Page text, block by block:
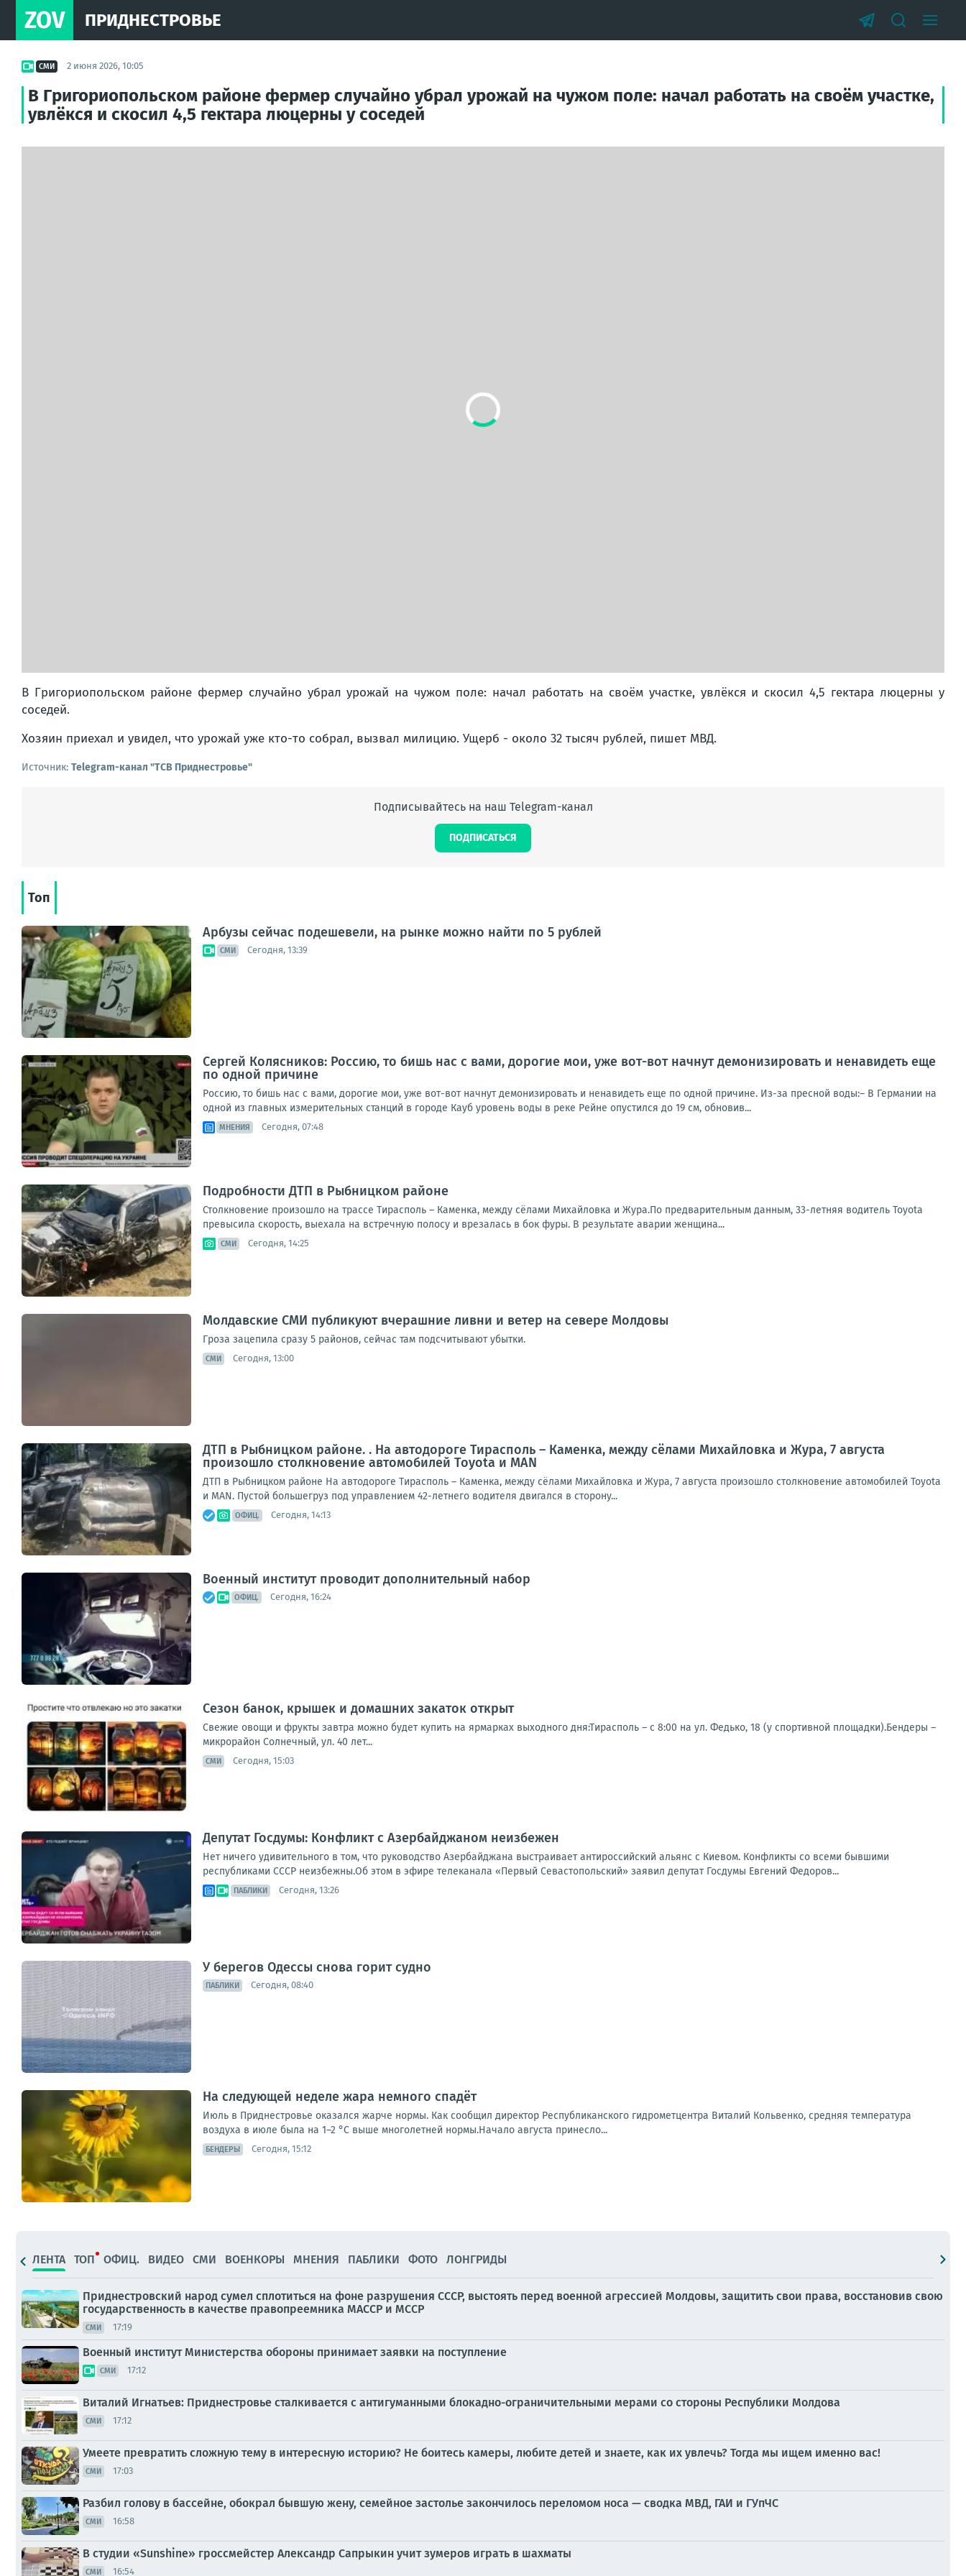
ZOV ПРИДНЕСТРОВЬЕ
СМИ 2 июня 2026, 10:05
В Григориопольском районе фермер случайно убрал урожай на чужом поле: начал работать на своём участке,
увлёкся и скосил 4,5 гектара люцерны у соседей
В Григориопольском районе фермер случайно убрал урожай на чужом поле: начал работать на своём участке, увлёкся и скосил 4,5 гектара люцерны у
соседей.
Хозяин приехал и увидел, что урожай уже кто-то собрал, вызвал милицию. Ущерб - около 32 тысяч рублей, пишет МВД.
Источник: Telegram-канал "ТСВ Приднестровье"
Подписывайтесь на наш Telegram-канал
ПОДПИСАТЬСЯ
Топ
Арбузы сейчас подешевели, на рынке можно найти по 5 рублей
СМИ Сегодня, 13:39
Сергей Колясников: Россию, то бишь нас с вами, дорогие мои, уже вот-вот начнут демонизировать и ненавидеть еще
по одной причине
Россию, то бишь нас с вами, дорогие мои, уже вот-вот начнут демонизировать и ненавидеть еще по одной причине. Из-за пресной воды:– В Германии на
одной из главных измерительных станций в городе Кауб уровень воды в реке Рейне опустился до 19 см, обновив...
МНЕНИЯ Сегодня, 07:48
Подробности ДТП в Рыбницком районе
Столкновение произошло на трассе Тирасполь – Каменка, между сёлами Михайловка и Жура.По предварительным данным, 33-летняя водитель Toyota
превысила скорость, выехала на встречную полосу и врезалась в бок фуры. В результате аварии женщина...
СМИ Сегодня, 14:25
Молдавские СМИ публикуют вчерашние ливни и ветер на севере Молдовы
Гроза зацепила сразу 5 районов, сейчас там подсчитывают убытки.
СМИ Сегодня, 13:00
ДТП в Рыбницком районе. . На автодороге Тирасполь – Каменка, между сёлами Михайловка и Жура, 7 августа
произошло столкновение автомобилей Toyota и MAN
ДТП в Рыбницком районе На автодороге Тирасполь – Каменка, между сёлами Михайловка и Жура, 7 августа произошло столкновение автомобилей Toyota
и MAN. Пустой большегруз под управлением 42-летнего водителя двигался в сторону...
ОФИЦ. Сегодня, 14:13
Военный институт проводит дополнительный набор
ОФИЦ. Сегодня, 16:24
Сезон банок, крышек и домашних закаток открыт
Свежие овощи и фрукты завтра можно будет купить на ярмарках выходного дня:Тирасполь – с 8:00 на ул. Федько, 18 (у спортивной площадки).Бендеры –
микрорайон Солнечный, ул. 40 лет...
СМИ Сегодня, 15:03
Депутат Госдумы: Конфликт с Азербайджаном неизбежен
Нет ничего удивительного в том, что руководство Азербайджана выстраивает антироссийский альянс с Киевом. Конфликты со всеми бывшими
республиками СССР неизбежны.Об этом в эфире телеканала «Первый Севастопольский» заявил депутат Госдумы Евгений Федоров...
ПАБЛИКИ Сегодня, 13:26
У берегов Одессы снова горит судно
ПАБЛИКИ Сегодня, 08:40
На следующей неделе жара немного спадёт
Июль в Приднестровье оказался жарче нормы. Как сообщил директор Республиканского гидрометцентра Виталий Кольвенко, средняя температура
воздуха в июле была на 1–2 °С выше многолетней нормы.Начало августа принесло...
БЕНДЕРЫ Сегодня, 15:12
ЛЕНТА ТОП ОФИЦ. ВИДЕО СМИ ВОЕНКОРЫ МНЕНИЯ ПАБЛИКИ ФОТО ЛОНГРИДЫ
Приднестровский народ сумел сплотиться на фоне разрушения СССР, выстоять перед военной агрессией Молдовы, защитить свои права, восстановив свою
государственность в качестве правопреемника МАССР и МССР
СМИ 17:19
Военный институт Министерства обороны принимает заявки на поступление
СМИ 17:12
Виталий Игнатьев: Приднестровье сталкивается с антигуманными блокадно-ограничительными мерами со стороны Республики Молдова
СМИ 17:12
Умеете превратить сложную тему в интересную историю? Не боитесь камеры, любите детей и знаете, как их увлечь? Тогда мы ищем именно вас!
СМИ 17:03
Разбил голову в бассейне, обокрал бывшую жену, семейное застолье закончилось переломом носа — сводка МВД, ГАИ и ГУпЧС
СМИ 16:58
В студии «Sunshine» гроссмейстер Александр Сапрыкин учит зумеров играть в шахматы
СМИ 16:54